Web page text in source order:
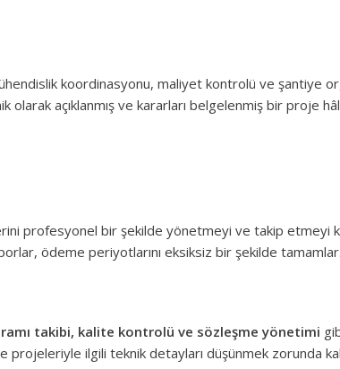
koordinasyonu, maliyet kontrolü ve şantiye
açıklanmış ve kararları belgelenmiş bir proje
profesyonel bir şekilde yönetmeyi ve takip etmeyi
ödeme periyotlarını eksiksiz bir şekilde tamamlar.
takibi, kalite kontrolü ve sözleşme yönetimi
ilgili teknik detayları düşünmek zorunda